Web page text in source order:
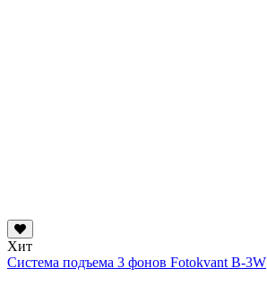
Хит
Система подъема 3 фонов Fotokvant B-3W